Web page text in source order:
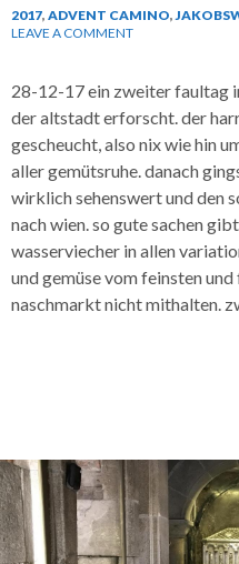
2017, ADVENT CAMINO,
LEAVE A COMMENT
28-12-17 ein zweiter faultag
der altstadt erforscht. der
gescheucht, also nix wie hin
aller gemütsruhe. danach
wirklich sehenswert und den
nach wien. so gute sachen
wasserviecher in allen
und gemüse vom feinsten
naschmarkt nicht mithalten.